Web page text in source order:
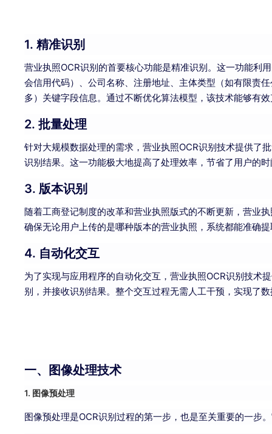
1. 精准识别
营业执照OCR识别的首要核心功能是精准识别。这一功能利
会信用代码）、公司名称、注册地址、主体类型（如有限责
多）关键字段信息。通过不断优化算法模型，该技术能够有
2. 批量处理
针对大规模数据处理的需求，营业执照OCR识别技术提供了
识别结果。这一功能极大地提高了处理效率，节省了用户的
3. 版本识别
随着工商登记制度的改革和营业执照版式的不断更新，营业
确保无论用户上传的是哪种版本的营业执照，系统都能准确
4. 自动化交互
为了实现与应用程序的自动化交互，营业执照OCR识别技术
别，并接收识别结果。整个交互过程无需人工干预，实现了
一、图像处理技术
1. 图像预处理
图像预处理是OCR识别过程的第一步，也是至关重要的一步